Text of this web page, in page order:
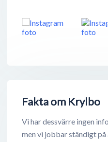
Fakta om Krylbo
Vi har dessvärre ingen
men vi jobbar ständigt